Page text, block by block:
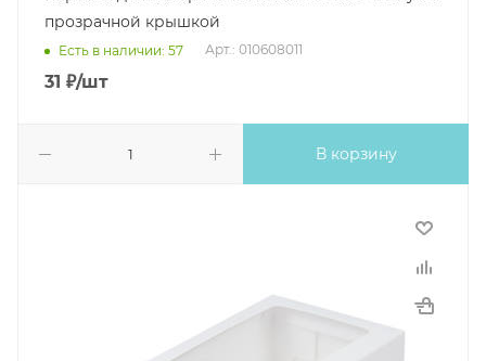
прозрачной крышкой
Есть в наличии: 57 Арт.: 010608011
31 ₽/шт
В корзину